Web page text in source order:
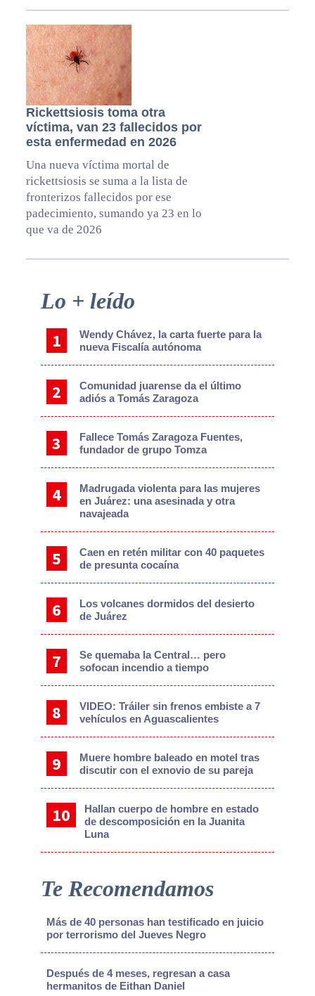
Rickettsiosis toma otra
víctima, van 23 fallecidos por
esta enfermedad en 2026
Una nueva víctima mortal de
rickettsiosis se suma a la lista de
fronterizos fallecidos por ese
padecimiento, sumando ya 23 en lo
que va de 2026
Primary
Lo + leído
Wendy Chávez, la carta fuerte para la
nueva Fiscalía autónoma
Comunidad juarense da el último
adiós a Tomás Zaragoza
Fallece Tomás Zaragoza Fuentes,
fundador de grupo Tomza
Madrugada violenta para las mujeres
en Juárez: una asesinada y otra
navajeada
Caen en retén militar con 40 paquetes
de presunta cocaína
Los volcanes dormidos del desierto
de Juárez
Se quemaba la Central… pero
sofocan incendio a tiempo
VIDEO: Tráiler sin frenos embiste a 7
vehículos en Aguascalientes
Muere hombre baleado en motel tras
discutir con el exnovio de su pareja
Hallan cuerpo de hombre en estado
de descomposición en la Juanita
Luna
Te Recomendamos
Más de 40 personas han testificado en juicio
por terrorismo del Jueves Negro
Después de 4 meses, regresan a casa
hermanitos de Eithan Daniel